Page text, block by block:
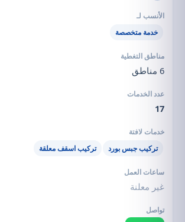
خدمة متخصصة
6 مناطق
17
تركيب جبس بورد تركيب اسقف معلقة
غير معلنة